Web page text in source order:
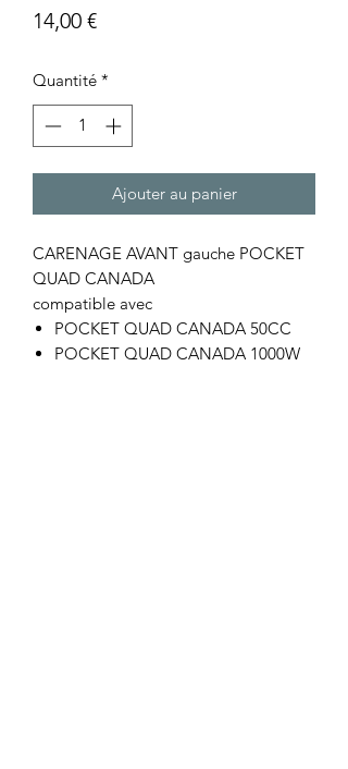
14,00 €Prix
Quantité *
Ajouter au panier
CARENAGE AVANT gauche POCKET
QUAD CANADA
compatible avec
POCKET QUAD CANADA 50CC
POCKET QUAD CANADA 1000W